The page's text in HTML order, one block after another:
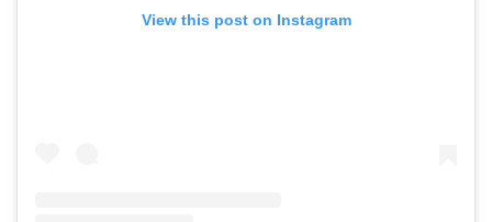
View this post on Instagram